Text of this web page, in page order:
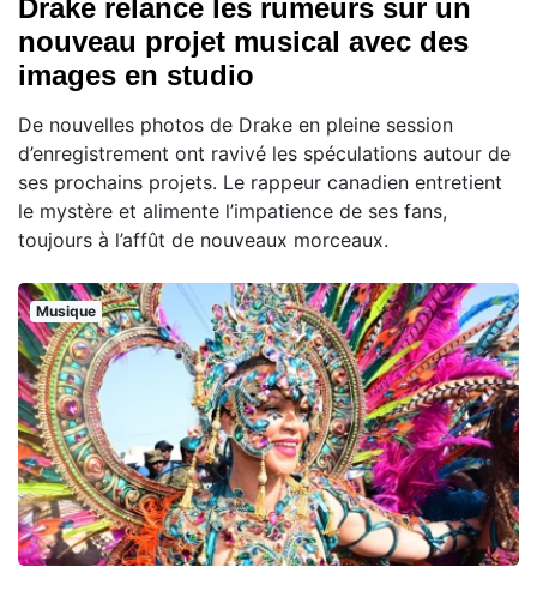
Drake relance les rumeurs sur un
nouveau projet musical avec des
images en studio
De nouvelles photos de Drake en pleine session
d’enregistrement ont ravivé les spéculations autour de
ses prochains projets. Le rappeur canadien entretient
le mystère et alimente l’impatience de ses fans,
toujours à l’affût de nouveaux morceaux.
Musique